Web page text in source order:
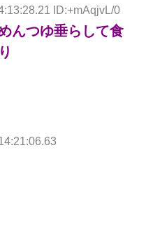
ID:+mAqjvL/0
んつゆ垂らして食